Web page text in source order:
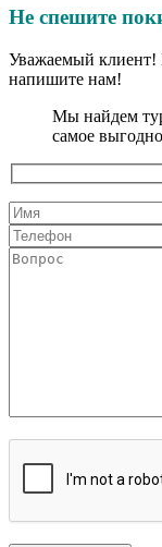
Не спешите
Уважаемый
напишите нам!
Мы найдем
самое